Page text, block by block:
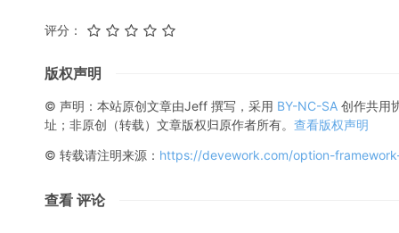
评分：
版权声明
© 声明：本站原创文章由Jeff 撰写，采用 BY-NC-SA 创作共用
址；非原创（转载）文章版权归原作者所有。 查看版权声明
© 转载请注明来源： https://devework.com/option-
查看 评论